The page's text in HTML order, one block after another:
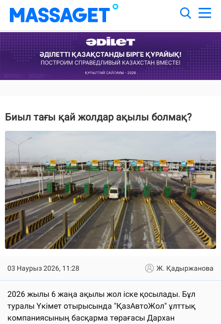
Биыл тағы қай жолдар ақылы болмақ?
03 Наурыз 2026, 11:28 Ж. Қадыржанова
2026 жылы 6 жаңа ақылы жол іске қосылады. Бұл
туралы Үкімет отырысында "ҚазАвтоЖол" ұлттық
компаниясының басқарма төрағасы Дархан